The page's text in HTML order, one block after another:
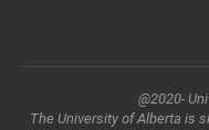
@2020-
The University of Alberta is